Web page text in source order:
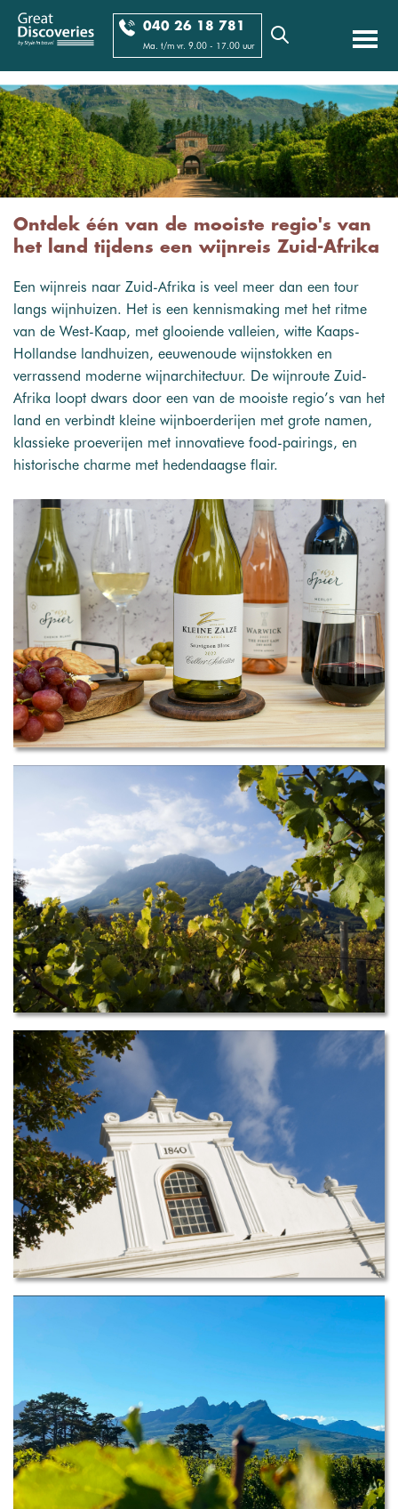
040 26 18 781
Ma. t/m vr. 9.00 - 17.00 uur
Ontdek één van de mooiste regio's van
het land tijdens een wijnreis Zuid-Afrika
Een wijnreis naar Zuid-Afrika is veel meer dan een tour
langs wijnhuizen. Het is een kennismaking met het ritme
van de West-Kaap, met glooiende valleien, witte Kaaps-
Hollandse landhuizen, eeuwenoude wijnstokken en
verrassend moderne wijnarchitectuur. De wijnroute Zuid-
Afrika loopt dwars door een van de mooiste regio’s van het
land en verbindt kleine wijnboerderijen met grote namen,
klassieke proeverijen met innovatieve food-pairings, en
historische charme met hedendaagse flair.